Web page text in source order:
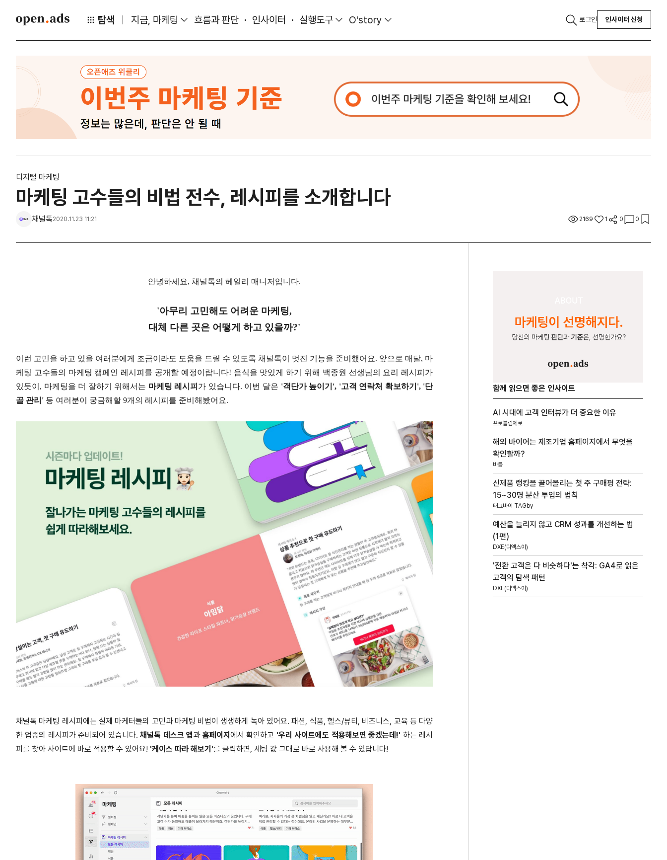
탐색 지금, 마케팅 흐름과 판단 인사이터 실행도구 O'story 로그인 인사이터 신청
디지털 마케팅
마케팅 고수들의 비법 전수, 레시피를 소개합니다
채널톡2020.11.23 11:21 2169 1 0 0
안녕하세요, 채널톡의 헤일리 매니저입니다.
'아무리 고민해도 어려운 마케팅,
대체 다른 곳은 어떻게 하고 있을까?'
이런 고민을 하고 있을 여러분에게 조금이라도 도움을 드릴 수 있도록 채널톡이 멋진 기능을 준비했어요. 앞으로 매달, 마
케팅 고수들의 마케팅 캠페인 레시피를 공개할 예정이랍니다! 음식을 맛있게 하기 위해 백종원 선생님의 요리 레시피가
있듯이, 마케팅을 더 잘하기 위해서는 마케팅 레시피 가 있습니다. 이번 달은 '객단가 높이기', '고객 연락처 확보하기', '단
골 관리' 등 여러분이 궁금해할 9개의 레시피를 준비해봤어요.
채널톡 마케팅 레시피에는 실제 마케터들의 고민과 마케팅 비법이 생생하게 녹아 있어요. 패션, 식품, 헬스/뷰티, 비즈니스, 교육 등 다양
한 업종의 레시피가 준비되어 있습니다.채널톡 데스크 앱과 홈페이지 에서 확인하고 '우리 사이트에도 적용해보면 좋겠는데!' 하는 레시
피를 찾아 사이트에 바로 적용할 수 있어요! '케이스 따라 해보기'를 클릭하면, 세팅 값 그대로 바로 사용해 볼 수 있답니다!
함께 읽으면 좋은 인사이트
AI 시대에 고객 인터뷰가 더 중요한 이유
프로블럼제로
해외 바이어는 제조기업 홈페이지에서 무엇을
확인할까?
바름
신제품 랭킹을 끌어올리는 첫 주 구매평 전략:
15~30명 분산 투입의 법칙
태그바이 TAGby
예산을 늘리지 않고 CRM 성과를 개선하는 법
(1편)
DXE(디엑스이)
'전환 고객은 다 비슷하다'는 착각: GA4로 읽은
고객의 탐색 패턴
DXE(디엑스이)